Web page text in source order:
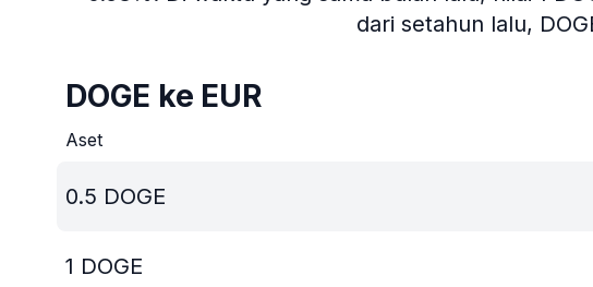
dari setahun lalu,
DOGE ke EUR
Aset
0.5 DOGE
1 DOGE